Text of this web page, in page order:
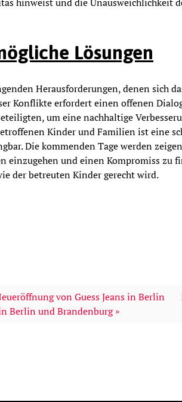
Lösungen
Herausforderungen, denen sich
Konflikte erfordert einen offenen
um eine nachhaltige
Kinder und Familien ist eine
Die kommenden Tage werden
einzugehen und einen Kompromiss zu
der betreuten Kinder gerecht wird.
von Guess Jeans in Berlin
Berlin und Brandenburg »